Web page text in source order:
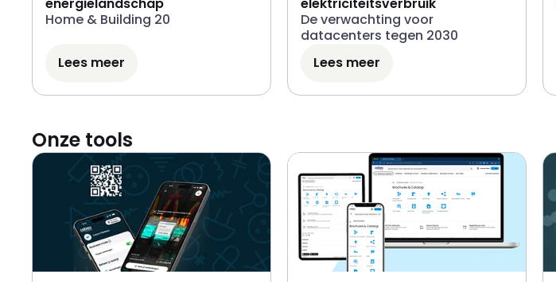
Home & Building 20
Lees meer
De verwachting voor
datacenters tegen 2030
Lees meer
Onze tools